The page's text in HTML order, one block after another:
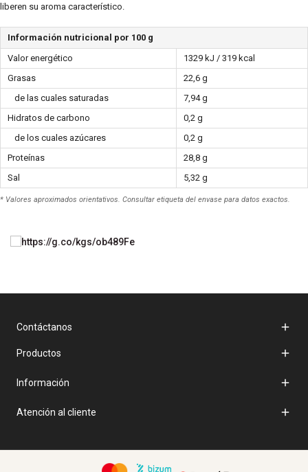
liberen su aroma característico.
Información nutricional por 100 g
Valor energético
1329 kJ / 319 kcal
Grasas
22,6 g
de las cuales saturadas
7,94 g
Hidratos de carbono
0,2 g
de los cuales azúcares
0,2 g
Proteínas
28,8 g
Sal
5,32 g
* Valores aproximados orientativos. Consultar etiqueta del envase para datos exactos.
Contáctanos 
Productos 
Información 
Atención al cliente 